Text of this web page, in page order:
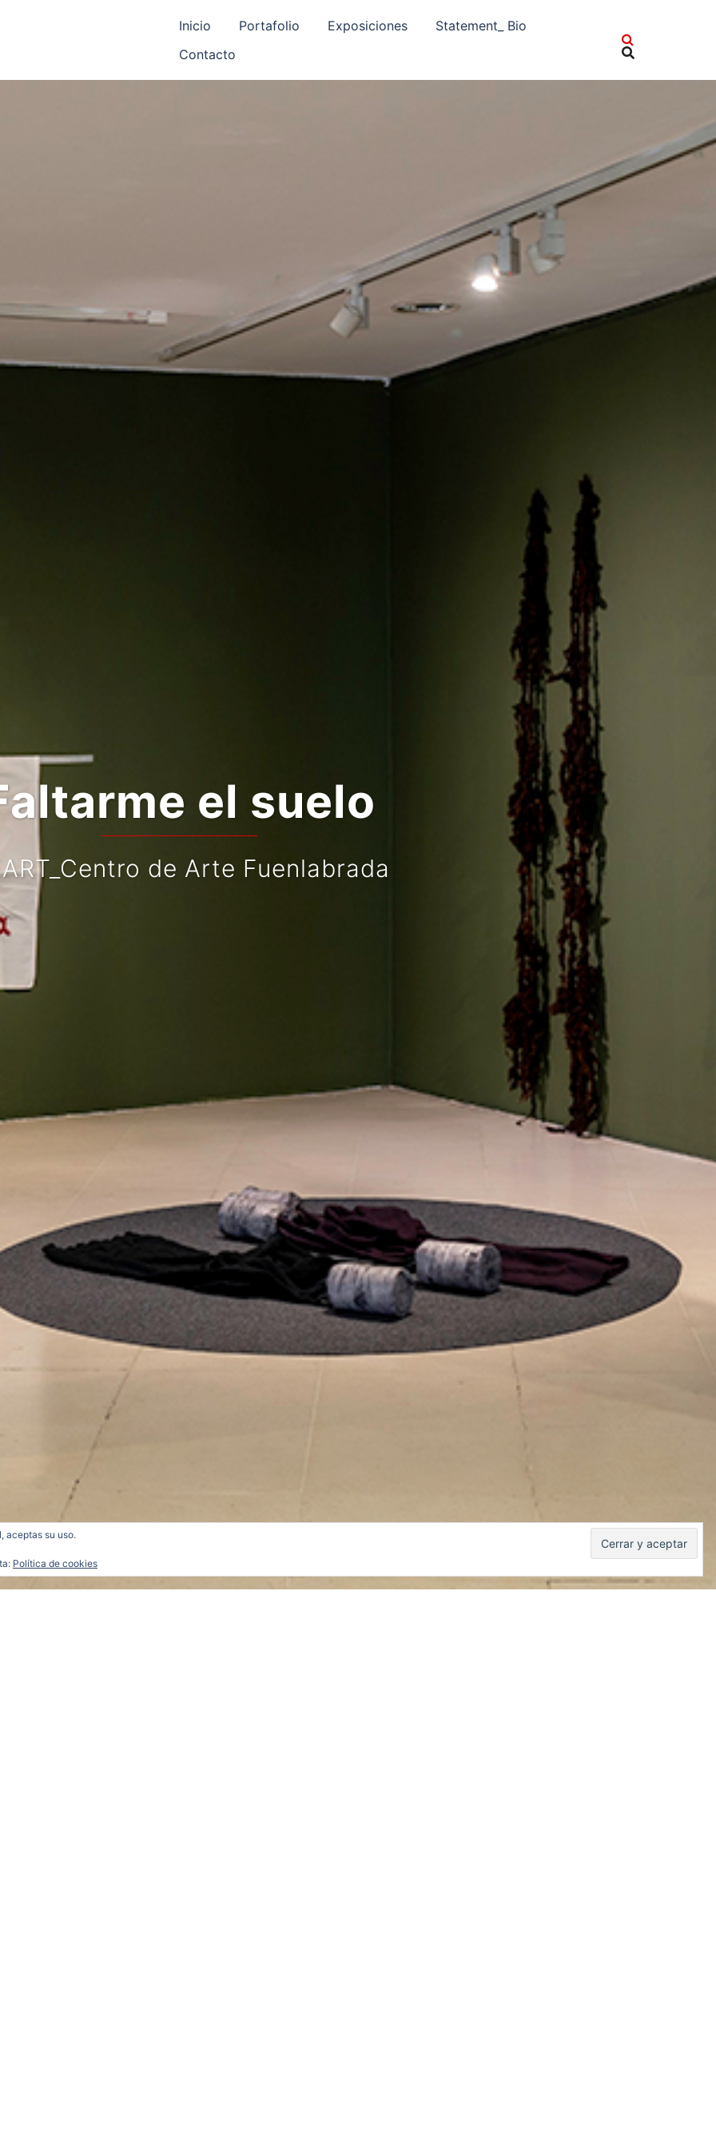
Inicio Portafolio Exposiciones
Statement_ Bio
Contacto
el suelo
de Arte Fuenlabrada
aceptas su uso.
Política de cookies